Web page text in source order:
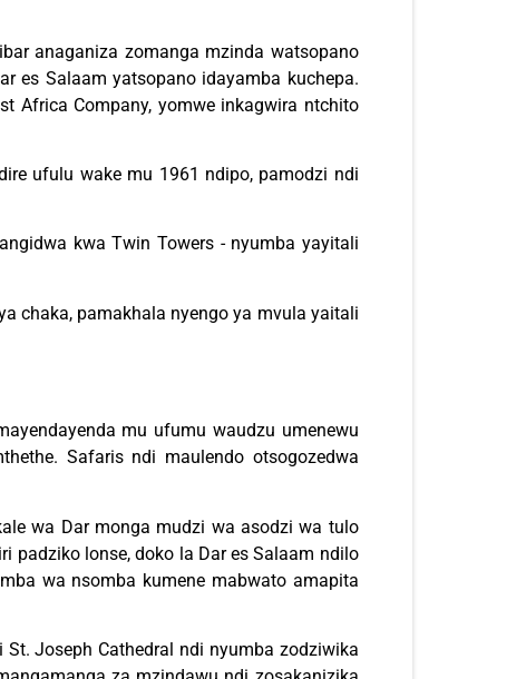
anaganiza zomanga mzinda watsopano
es Salaam yatsopano idayamba kuchepa.
Africa Company, yomwe inkagwira ntchito
ufulu wake mu 1961 ndipo, pamodzi ndi
kwa Twin Towers - nyumba yayitali
chaka, pamakhala nyengo ya mvula yaitali
mu ufumu waudzu umenewu
Safaris ndi maulendo otsogozedwa
wa Dar monga mudzi wa asodzi wa tulo
padziko lonse, doko la Dar es Salaam ndilo
wa nsomba kumene mabwato amapita
Joseph Cathedral ndi nyumba zodziwika